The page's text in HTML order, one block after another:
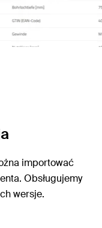
importować
Obsługujemy
wersje.